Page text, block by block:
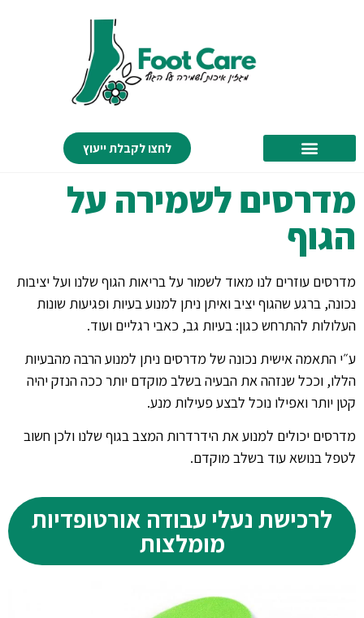
לחצו לקבלת ייעוץ
מדרסים לשמירה על
הגוף
מדרסים עוזרים לנו מאוד לשמור על בריאות הגוף שלנו ועל יציבות
נכונה, ברגע שהגוף יציב ואיתן ניתן למנוע בעיות ופגיעות שונות
העלולות להתרחש כגון: בעיות גב, כאבי רגליים ועוד.
ע״י התאמה אישית נכונה של מדרסים ניתן למנוע הרבה מהבעיות
הללו, וככל שנזהה את הבעיה בשלב מוקדם יותר ככה הנזק יהיה
קטן יותר ואפילו נוכל לבצע פעילות מנע.
מדרסים יכולים למנוע את הידרדרות המצב בגוף שלנו ולכן חשוב
לטפל בנושא עוד בשלב מוקדם.
לרכישת נעלי עבודה אורטופדיות
מומלצות